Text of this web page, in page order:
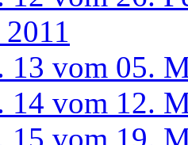
13 vom 05.
14 vom 12.
15 vom 19.